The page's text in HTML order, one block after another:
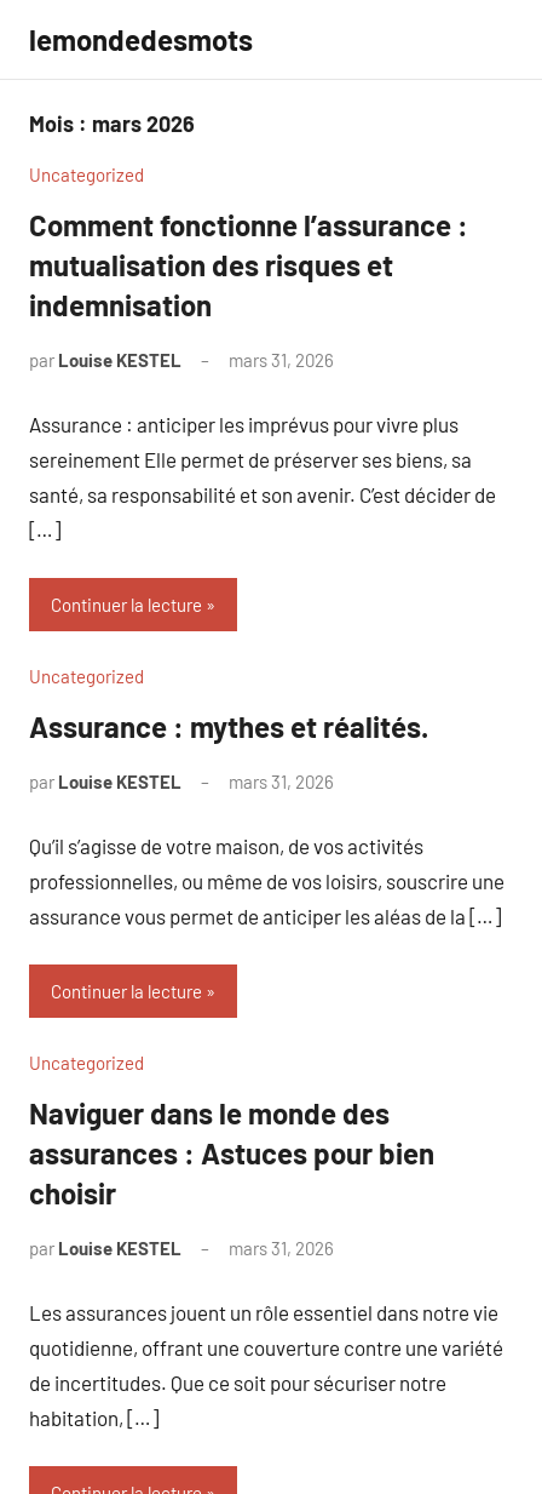
contenu
lemondedesmots
Mois : mars 2026
Uncategorized
Comment fonctionne l’assurance :
mutualisation des risques et
indemnisation
par Louise KESTEL mars 31, 2026
Assurance : anticiper les imprévus pour vivre plus
sereinement Elle permet de préserver ses biens, sa
santé, sa responsabilité et son avenir. C’est décider de
[…]
Continuer la lecture
Uncategorized
Assurance : mythes et réalités.
par Louise KESTEL mars 31, 2026
Qu’il s’agisse de votre maison, de vos activités
professionnelles, ou même de vos loisirs, souscrire une
assurance vous permet de anticiper les aléas de la […]
Continuer la lecture
Uncategorized
Naviguer dans le monde des
assurances : Astuces pour bien
choisir
par Louise KESTEL mars 31, 2026
Les assurances jouent un rôle essentiel dans notre vie
quotidienne, offrant une couverture contre une variété
de incertitudes. Que ce soit pour sécuriser notre
habitation, […]